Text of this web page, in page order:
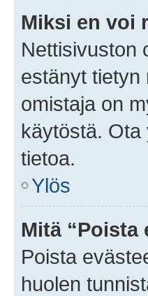
Miksi en voi
Nettisivuston
estänyt tietyn
omistaja on
käytöstä.
tietoa.
Ylös
Mitä “Poista
Poista
huolen